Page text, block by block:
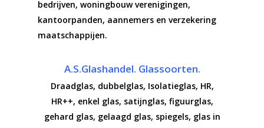
bedrijven, woningbouw verenigingen,
kantoorpanden, aannemers en verzekering
maatschappijen.
A.S.Glashandel. Glassoorten.
Draadglas, dubbelglas, Isolatieglas, HR,
HR++, enkel glas, satijnglas, figuurglas,
gehard glas, gelaagd glas, spiegels, glas in